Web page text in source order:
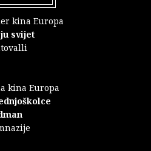
kina Europa
svijet
kina Europa